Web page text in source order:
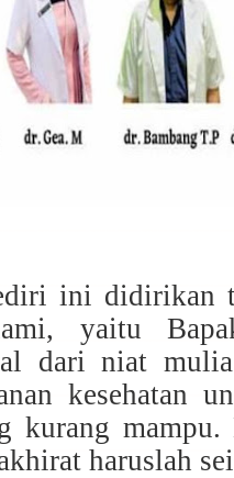
ini didirikan
yaitu
dari niat
kesehatan
kurang mampu.
haruslah